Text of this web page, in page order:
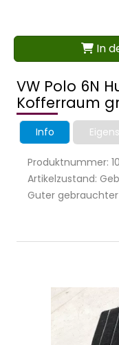
VW Polo 6N
Kofferraum
Info
Produktnummer:
Artikelzustand:
Guter
In